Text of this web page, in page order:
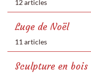
12 articles
Luge de Noël
11 articles
Sculpture en bois